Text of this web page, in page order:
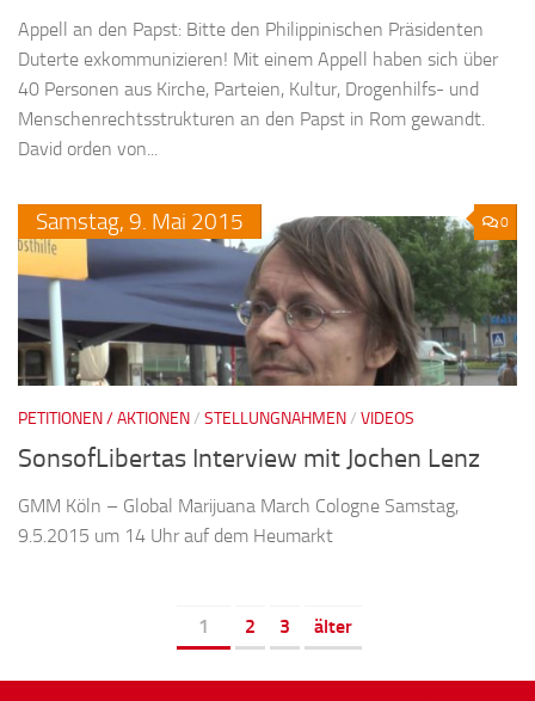
Appell an den Papst: Bitte den Philippinischen Präsidenten
Duterte exkommunizieren! Mit einem Appell haben sich über
40 Personen aus Kirche, Parteien, Kultur, Drogenhilfs- und
Menschenrechtsstrukturen an den Papst in Rom gewandt.
David orden von...
0
Samstag, 9. Mai 2015
PETITIONEN / AKTIONEN/ STELLUNGNAHMEN/ VIDEOS
SonsofLibertas Interview mit Jochen Lenz
GMM Köln – Global Marijuana March Cologne Samstag,
9.5.2015 um 14 Uhr auf dem Heumarkt
1 2 3 älter